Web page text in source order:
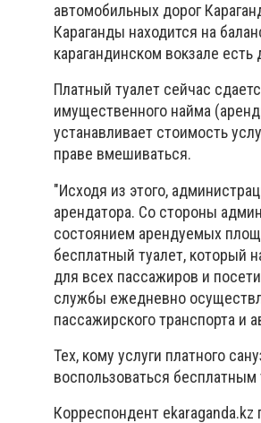
автомобильных дорог
Караганды находится на
карагандинском вокзале
Платный туалет сейчас
имущественного найма
устанавливает стоимость
праве вмешиваться.
"Исходя из этого,
арендатора. Со стороны
состоянием арендуемых
бесплатный туалет, который
для всех пассажиров и
службы ежедневно
пассажирского транспорта и
Тех, кому услуги платного
воспользоваться бесплатным
Корреспондент